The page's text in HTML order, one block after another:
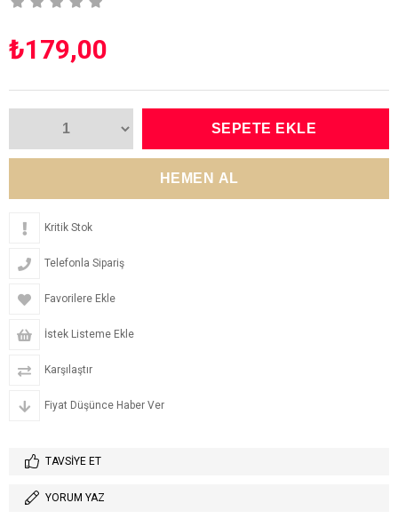
₺179,00
Kritik Stok
Telefonla Sipariş
Favorilere Ekle
İstek Listeme Ekle
Karşılaştır
Fiyat Düşünce Haber Ver
TAVSIYE ET
YORUM YAZ